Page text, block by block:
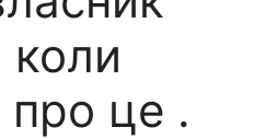
коли
про це .